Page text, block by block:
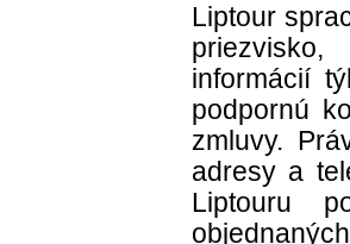
Liptour
informácií
podpornú
zmluvy.
adresy a
Liptouru